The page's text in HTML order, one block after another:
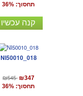
תחסוך: 36%
קנה עכשיו
NI50010_018
₪545 ₪347
תחסוך: 36%